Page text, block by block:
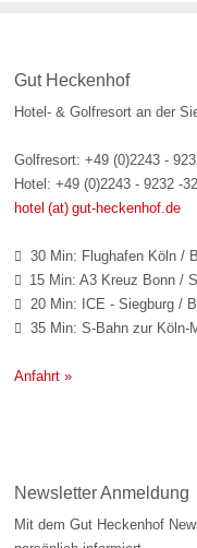
Gut Heckenhof
Hotel- & Golfresort an der
Golfresort: +49 (0)2243 -
Hotel: +49 (0)2243 - 9232 -32
hotel (at) gut-heckenhof.de
 30 Min: Flughafen Köln /
 15 Min: A3 Kreuz Bonn /
 20 Min: ICE - Siegburg /
 35 Min: S-Bahn zur Köln-
Anfahrt »
Newsletter Anmeldung
Mit dem Gut Heckenhof